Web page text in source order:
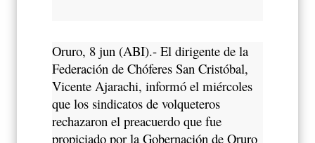
Oruro, 8 jun (ABI).- El dirigente de la
Federación de Chóferes San Cristóbal,
Vicente Ajarachi, informó el miércoles
que los sindicatos de volqueteros
rechazaron el preacuerdo que fue
propiciado por la Gobernación de Oruro